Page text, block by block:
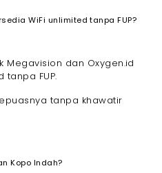
WiFi unlimited tanpa FUP?
Megavision dan Oxygen.id
FUP.
tanpa khawatir
Kopo Indah?